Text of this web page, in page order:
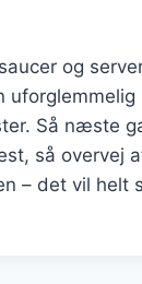
og
Så næste
så overvej
– det vil helt